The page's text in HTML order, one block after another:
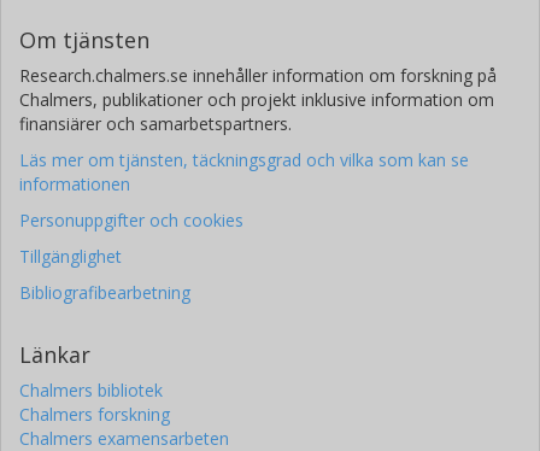
Om tjänsten
Research.chalmers.se innehåller information om forskning på
Chalmers, publikationer och projekt inklusive information om
finansiärer och samarbetspartners.
Läs mer om tjänsten, täckningsgrad och vilka som kan se
informationen
Personuppgifter och cookies
Tillgänglighet
Bibliografibearbetning
Länkar
Chalmers bibliotek
Chalmers forskning
Chalmers examensarbeten